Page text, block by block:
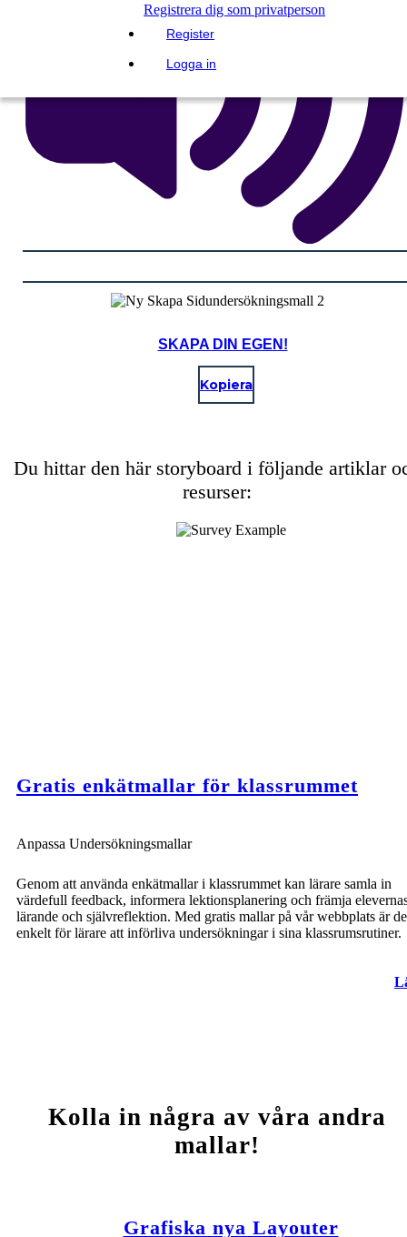
Registrera dig som privatperson
Register
Logga in
SKAPA DIN EGEN!
Kopiera
Du hittar den här storyboard i följande artiklar
resurser:
Gratis enkätmallar för klassrummet
Anpassa Undersökningsmallar
Genom att använda enkätmallar i klassrummet kan lärare samla in
värdefull feedback, informera lektionsplanering och främja
lärande och självreflektion. Med gratis mallar på vår webbplats är
enkelt för lärare att införliva undersökningar i sina klassrumsrutiner.
Kolla in några av våra andra
mallar!
Grafiska nya Layouter